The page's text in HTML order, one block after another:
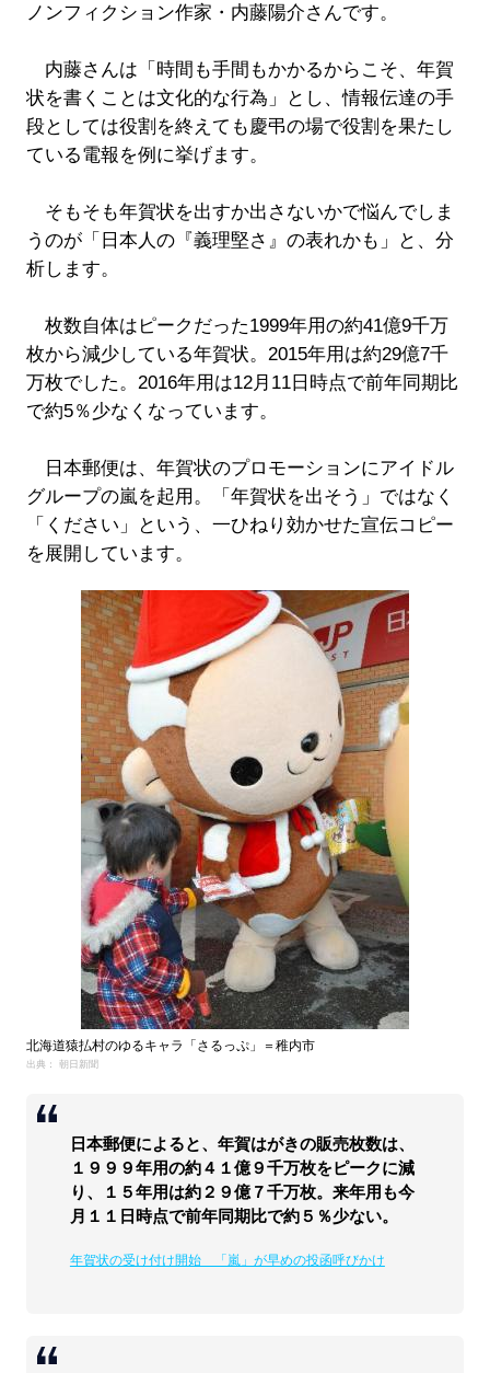
ノンフィクション作家・内藤陽介さんです。
内藤さんは「時間も手間もかかるからこそ、年賀
状を書くことは文化的な行為」とし、情報伝達の手
段としては役割を終えても慶弔の場で役割を果たし
ている電報を例に挙げます。
そもそも年賀状を出すか出さないかで悩んでしま
うのが「日本人の『義理堅さ』の表れかも」と、分
析します。
枚数自体はピークだった1999年用の約41億9千万
枚から減少している年賀状。2015年用は約29億7千
万枚でした。2016年用は12月11日時点で前年同期比
で約5％少なくなっています。
日本郵便は、年賀状のプロモーションにアイドル
グループの嵐を起用。「年賀状を出そう」ではなく
「ください」という、一ひねり効かせた宣伝コピー
を展開しています。
北海道猿払村のゆるキャラ「さるっぷ」＝稚内市
出典： 朝日新聞
日本郵便によると、年賀はがきの販売枚数は、
１９９９年用の約４１億９千万枚をピークに減
り、１５年用は約２９億７千万枚。来年用も今
月１１日時点で前年同期比で約５％少ない。
年賀状の受け付け開始 「嵐」が早めの投函呼びかけ